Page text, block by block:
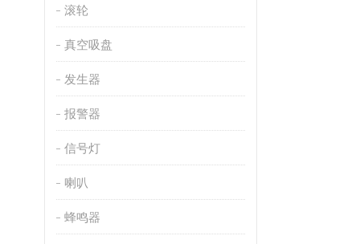
滚轮
真空吸盘
发生器
报警器
信号灯
喇叭
蜂鸣器